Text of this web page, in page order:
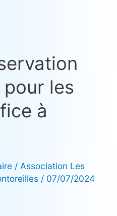
les
à
/ Association Les
/ 07/07/2024